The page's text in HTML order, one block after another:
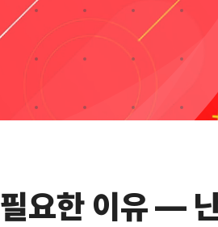
요한 이유 —